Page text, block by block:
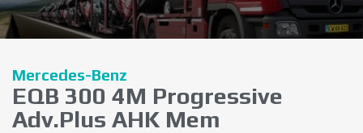
Mercedes-Benz
EQB 300 4M Progressive
Adv.Plus AHK Mem